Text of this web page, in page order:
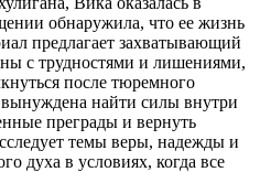
обнаружила, что ее жизнь
предлагает захватывающий
с трудностями и лишениями,
после тюремного
найти силы внутри
преграды и вернуть
темы веры, надежды и
духа в условиях, когда все